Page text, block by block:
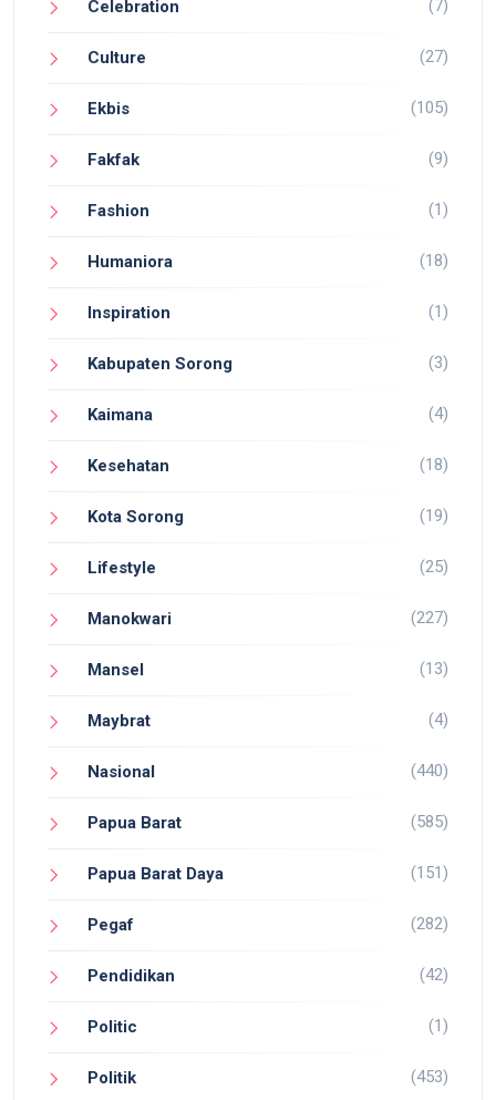
Celebration (7)
Culture (27)
Ekbis (105)
Fakfak (9)
Fashion (1)
Humaniora (18)
Inspiration (1)
Kabupaten Sorong (3)
Kaimana (4)
Kesehatan (18)
Kota Sorong (19)
Lifestyle (25)
Manokwari (227)
Mansel (13)
Maybrat (4)
Nasional (440)
Papua Barat (585)
Papua Barat Daya (151)
Pegaf (282)
Pendidikan (42)
Politic (1)
Politik (453)